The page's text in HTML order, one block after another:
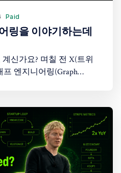
Paid
링을 이야기하는데
엔지니어링(Graph
정확히 뭔지 몰랐습니다.
Isenberg의 유튜브 영상
상을 보면서